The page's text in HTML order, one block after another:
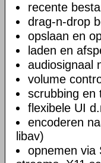
recente
drag-n-drop
opslaan en
laden en
audiosignaal
volume
scrubbing en
flexibele UI
encoderen
libav)
opnemen via